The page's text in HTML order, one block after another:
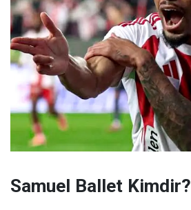
Samuel Ballet Kimdir?